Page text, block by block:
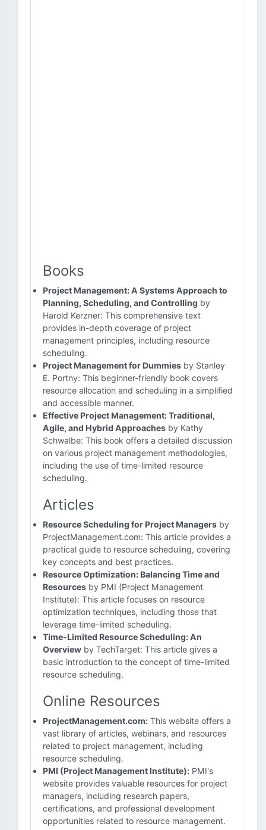
Books
Project Management: A Systems Approach to
Planning, Scheduling, and Controlling by
Harold Kerzner: This comprehensive text
provides in-depth coverage of project
management principles, including resource
scheduling.
Project Management for Dummies by Stanley
E. Portny: This beginner-friendly book covers
resource allocation and scheduling in a simplified
and accessible manner.
Effective Project Management: Traditional,
Agile, and Hybrid Approaches by Kathy
Schwalbe: This book offers a detailed discussion
on various project management methodologies,
including the use of time-limited resource
scheduling.
Articles
Resource Scheduling for Project Managers by
ProjectManagement.com: This article provides a
practical guide to resource scheduling, covering
key concepts and best practices.
Resource Optimization: Balancing Time and
Resources by PMI (Project Management
Institute): This article focuses on resource
optimization techniques, including those that
leverage time-limited scheduling.
Time-Limited Resource Scheduling: An
Overview by TechTarget: This article gives a
basic introduction to the concept of time-limited
resource scheduling.
Online Resources
ProjectManagement.com: This website offers a
vast library of articles, webinars, and resources
related to project management, including
resource scheduling.
PMI (Project Management Institute): PMI's
website provides valuable resources for project
managers, including research papers,
certifications, and professional development
opportunities related to resource management.